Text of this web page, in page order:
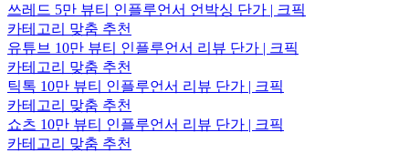
쓰레드 5만 뷰티 인플루언서 언박싱 단가 | 크픽
카테고리 맞춤 추천
유튜브 10만 뷰티 인플루언서 리뷰 단가 | 크픽
카테고리 맞춤 추천
틱톡 10만 뷰티 인플루언서 리뷰 단가 | 크픽
카테고리 맞춤 추천
쇼츠 10만 뷰티 인플루언서 리뷰 단가 | 크픽
카테고리 맞춤 추천